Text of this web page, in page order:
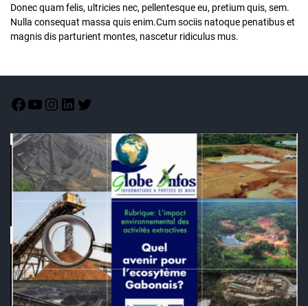
Donec quam felis, ultricies nec, pellentesque eu, pretium quis, sem.
Nulla consequat massa quis enim.Cum sociis natoque penatibus et
magnis dis parturient montes, nascetur ridiculus mus.